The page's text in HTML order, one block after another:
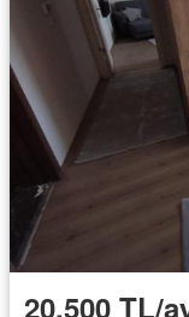
20.500 TL/